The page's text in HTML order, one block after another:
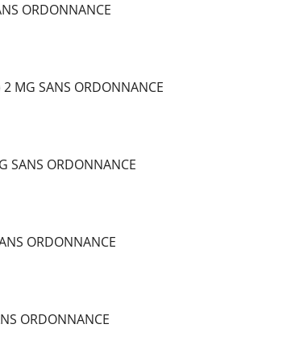
ORDONNANCE
2 MG SANS ORDONNANCE
SANS ORDONNANCE
ORDONNANCE
ORDONNANCE